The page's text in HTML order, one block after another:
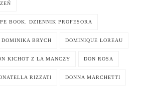
BOOK. DZIENNIK PROFESORA
DOMINIKA BRYCH DOMINIQUE LOREAU
KICHOT Z LA MANCZY DON ROSA
RIZZATI DONNA MARCHETTI